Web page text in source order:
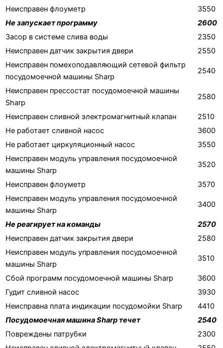
Неисправен флоуметр
3550
Не запускает программу
2600
Засор в системе слива воды
2350
Неисправен датчик закрытия двери
2550
Неисправен помехоподавляющий сетевой фильтр
посудомоечной машины Sharp
2540
Неисправен прессостат посудомоечной машины
Sharp
2580
Неисправен сливной электромагнитный клапан
2510
Не работает сливной насос
3600
Не работает циркуляционный насос
3550
Неисправен модуль управления посудомоечной
машины Sharp
3520
Неисправен флоуметр
3570
Неисправен модуль управления посудомоечной
машины Sharp
3400
Не реагирует на команды
2570
Неисправен датчик закрытия двери
2580
Неисправен модуль управления посудомоечной
машины Sharp
3510
Сбой программ посудомоечной машины Sharp
3600
Гудит сливной насос
3930
Неисправна плата индикации посудомойки Sharp
4410
Посудомоечная машина Sharp течет
2540
Повреждены патрубки
2300